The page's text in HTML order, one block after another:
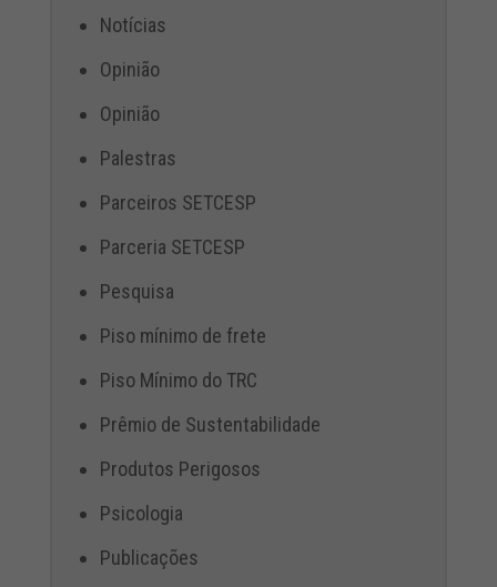
Notícias
Opinião
Opinião
Palestras
Parceiros SETCESP
Parceria SETCESP
Pesquisa
Piso mínimo de frete
Piso Mínimo do TRC
Prêmio de Sustentabilidade
Produtos Perigosos
Psicologia
Publicações